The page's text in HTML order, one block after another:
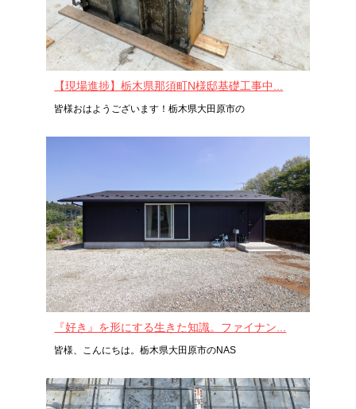
【現場進捗】栃木県那須町N様邸基礎工事中...
皆様おはようございます！栃木県大田原市の
『好き』を形にする生きた知識。ファイナン...
皆様、こんにちは。栃木県大田原市のNAS